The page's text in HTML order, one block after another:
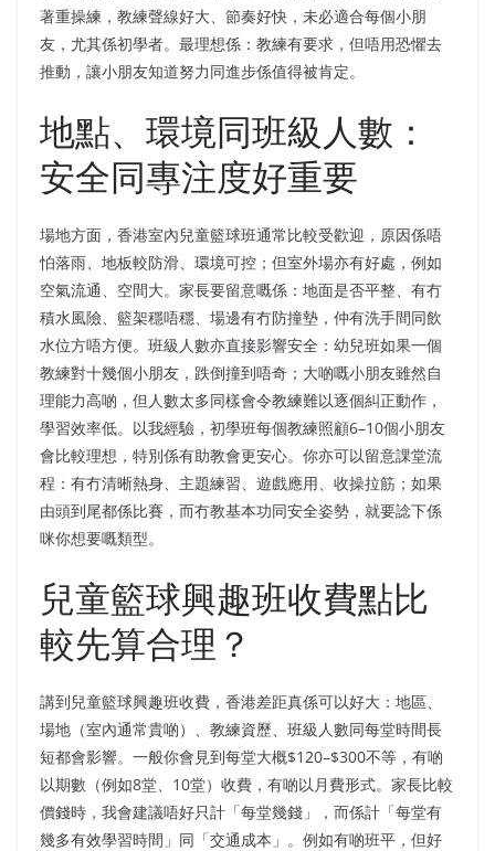
著重操練，教練聲線好大、節奏好快，未必適合每個小朋
友，尤其係初學者。最理想係：教練有要求，但唔用恐懼去
推動，讓小朋友知道努力同進步係值得被肯定。
地點、環境同班級人數：
安全同專注度好重要
場地方面，香港室內兒童籃球班通常比較受歡迎，原因係唔
怕落雨、地板較防滑、環境可控；但室外場亦有好處，例如
空氣流通、空間大。家長要留意嘅係：地面是否平整、有冇
積水風險、籃架穩唔穩、場邊有冇防撞墊，仲有洗手間同飲
水位方唔方便。班級人數亦直接影響安全：幼兒班如果一個
教練對十幾個小朋友，跌倒撞到唔奇；大啲嘅小朋友雖然自
理能力高啲，但人數太多同樣會令教練難以逐個糾正動作，
學習效率低。以我經驗，初學班每個教練照顧6–10個小朋友
會比較理想，特別係有助教會更安心。你亦可以留意課堂流
程：有冇清晰熱身、主題練習、遊戲應用、收操拉筋；如果
由頭到尾都係比賽，而冇教基本功同安全姿勢，就要諗下係
咪你想要嘅類型。
兒童籃球興趣班收費點比
較先算合理？
講到兒童籃球興趣班收費，香港差距真係可以好大：地區、
場地（室內通常貴啲）、教練資歷、班級人數同每堂時間長
短都會影響。一般你會見到每堂大概$120–$300不等，有啲
以期數（例如8堂、10堂）收費，有啲以月費形式。家長比較
價錢時，我會建議唔好只計「每堂幾錢」，而係計「每堂有
幾多有效學習時間」同「交通成本」。例如有啲班平，但好